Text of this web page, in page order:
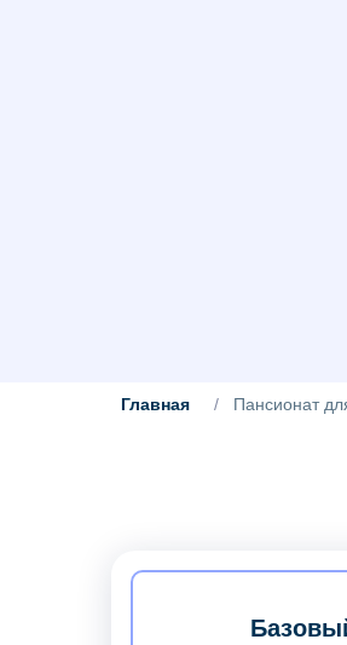
Главная / Пансионат